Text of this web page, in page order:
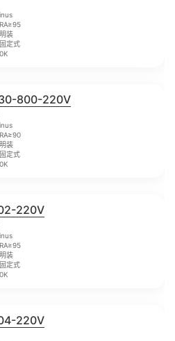
装
定式
800-220V
装
定式
220V
装
定式
220V